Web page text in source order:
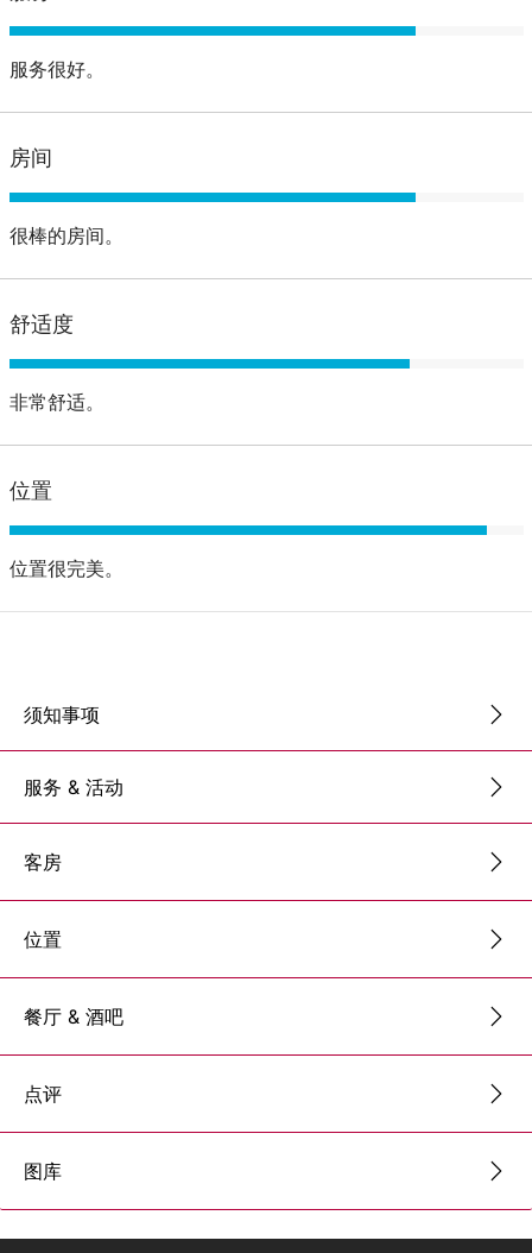
服务很好。
房间
很棒的房间。
舒适度
非常舒适。
位置
位置很完美。
须知事项
服务 & 活动
客房
位置
餐厅 & 酒吧
点评
图库